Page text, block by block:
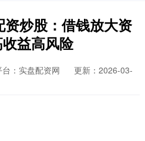
炒股：借钱放大资
益高风险
台：实盘配资网
更新：2026-03-